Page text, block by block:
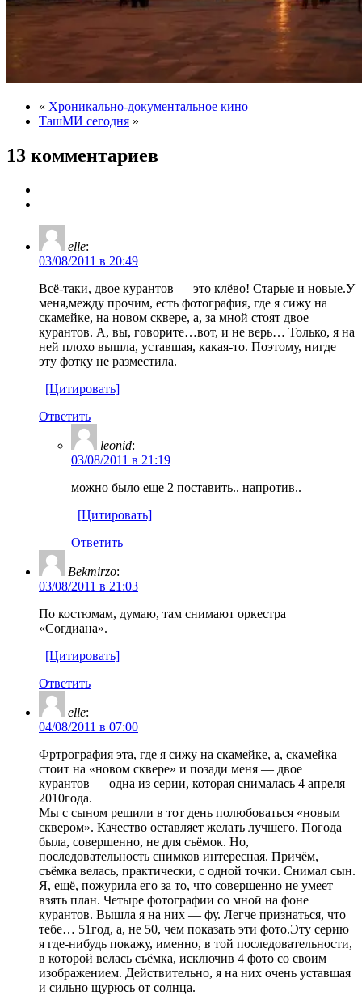
« Хроникально-документальное кино
ТашМИ сегодня »
13 комментариев
elle:
03/08/2011 в 20:49
Всё-таки, двое курантов — это клёво! Старые и новые.У
меня,между прочим, есть фотография, где я сижу на
скамейке, на новом сквере, а, за мной стоят двое
курантов. А, вы, говорите…вот, и не верь… Только, я на
ней плохо вышла, уставшая, какая-то. Поэтому, нигде
эту фотку не разместила.
[Цитировать]
Ответить
leonid:
03/08/2011 в 21:19
можно было еще 2 поставить.. напротив..
[Цитировать]
Ответить
Bekmirzo:
03/08/2011 в 21:03
По костюмам, думаю, там снимают оркестра
«Согдиана».
[Цитировать]
Ответить
elle:
04/08/2011 в 07:00
Фртрография эта, где я сижу на скамейке, а, скамейка
стоит на «новом сквере» и позади меня — двое
курантов — одна из серии, которая снималась 4 апреля
2010года.
Мы с сыном решили в тот день полюбоваться «новым
сквером». Качество оставляет желать лучшего. Погода
была, совершенно, не для съёмок. Но,
последовательность снимков интересная. Причём,
съёмка велась, практически, с одной точки. Снимал сын.
Я, ещё, пожурила его за то, что совершенно не умеет
взять план. Четыре фотографии со мной на фоне
курантов. Вышла я на них — фу. Легче признаться, что
тебе… 51год, а, не 50, чем показать эти фото.Эту серию
я где-нибудь покажу, именно, в той последовательности,
в которой велась съёмка, исключив 4 фото со своим
изображением. Действительно, я на них очень уставшая
и сильно щурюсь от солнца.